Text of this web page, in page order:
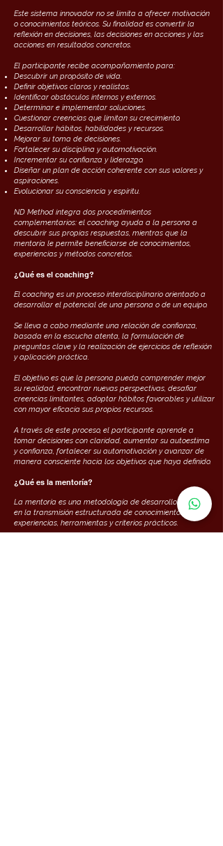
Este sistema innovador no se limita a ofrecer motivación
o conocimientos teóricos. Su finalidad es convertir la
reflexión en decisiones, las decisiones en acciones y las
acciones en resultados concretos.
El participante recibe acompañamiento para:
Descubrir un propósito de vida.
Definir objetivos claros y realistas.
Identificar obstáculos internos y externos.
Determinar e implementar soluciones.
Cuestionar creencias que limitan su crecimiento.
Desarrollar hábitos, habilidades y recursos.
Mejorar su toma de decisiones.
Fortalecer su disciplina y automotivación.
Incrementar su confianza y liderazgo.
Diseñar un plan de acción coherente con sus valores y
aspiraciones.
Evolucionar su consciencia y espíritu.
ND Method integra dos procedimientos
complementarios: el coaching ayuda a la persona a
descubrir sus propias respuestas, mientras que la
mentoría le permite beneficiarse de conocimientos,
experiencias y métodos concretos.
¿Qué es el coaching?
El coaching es un proceso interdisciplinario orientado a
desarrollar el potencial de una persona o de un equipo.
Se lleva a cabo mediante una relación de confianza,
basada en la escucha atenta, la formulación de
preguntas clave y la realización de ejercicios de reflexión
y aplicación práctica.
El objetivo es que la persona pueda comprender mejor
su realidad, encontrar nuevas perspectivas, desafiar
creencias limitantes, adoptar hábitos favorables y utilizar
con mayor eficacia sus propios recursos.
A través de este proceso, el participante aprende a
tomar decisiones con claridad, aumentar su autoestima
y confianza, fortalecer su automotivación y avanzar de
manera consciente hacia los objetivos que haya definido.
¿Qué es la mentoría?
La mentoría es una metodología de desarrollo basada
en la transmisión estructurada de conocimientos,
experiencias, herramientas y criterios prácticos.